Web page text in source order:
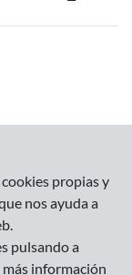
propias y
nos ayuda a
pulsando a
información